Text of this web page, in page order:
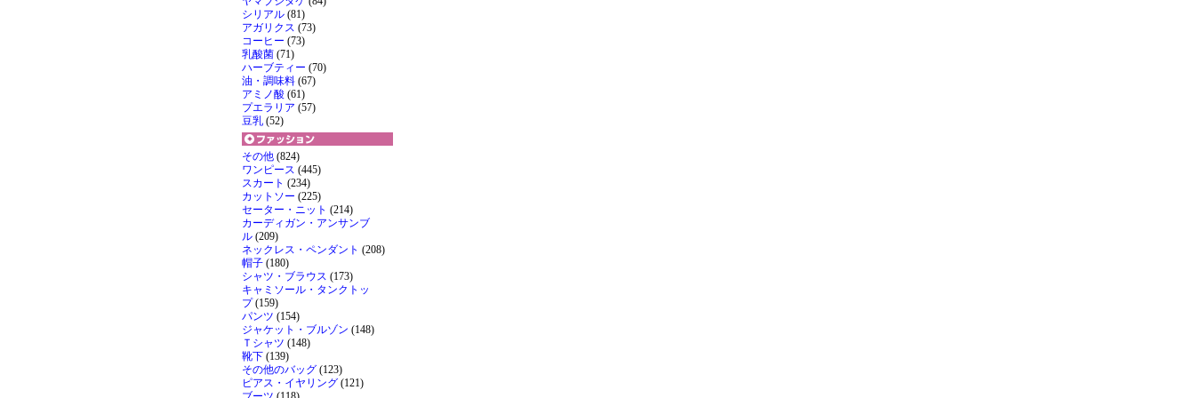
シリアル (81)
アガリクス (73)
コーヒー (73)
乳酸菌 (71)
ハーブティー (70)
油・調味料 (67)
アミノ酸 (61)
プエラリア (57)
豆乳 (52)
その他 (824)
ワンピース (445)
スカート (234)
カットソー (225)
セーター・ニット (214)
カーディガン・アンサンブ
ル (209)
ネックレス・ペンダント (208)
帽子 (180)
シャツ・ブラウス (173)
キャミソール・タンクトッ
プ(159)
パンツ (154)
ジャケット・ブルゾン (148)
Ｔシャツ (148)
靴下 (139)
その他のバッグ (123)
ピアス・イヤリング (121)